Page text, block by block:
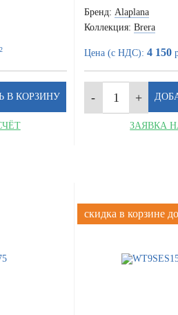
2
Бренд: Alaplana
Коллекция: Brera
Цена (с НДС): 4 150
ЗАЯВКА
скидка в корзине